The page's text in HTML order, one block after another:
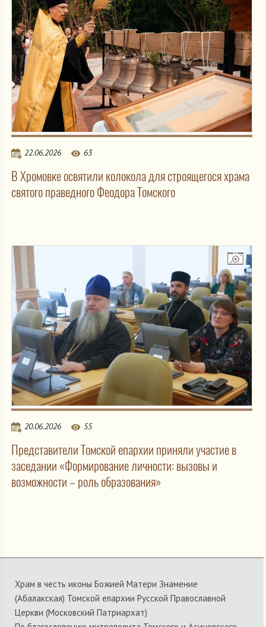
22.06.2026 63
В Хромовке освятили колокола для строящегося храма
святого праведного Феодора Томского
20.06.2026 55
Представители Томской епархии приняли участие в
заседании «Формирование личности: вызовы и
возможности – роль образования»
Храм в честь иконы Божией Матери Знамение
(Абалакская) Томской епархии Русской Православной
Церкви (Московский Патриархат)